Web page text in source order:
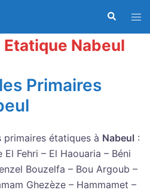
le
Nabeul
Primaires
primaires étatiques à Nabeul :
Fehri – El Haouaria – Béni
Bouzelfa – Bou Argoub –
Ghezèze – Hammamet –